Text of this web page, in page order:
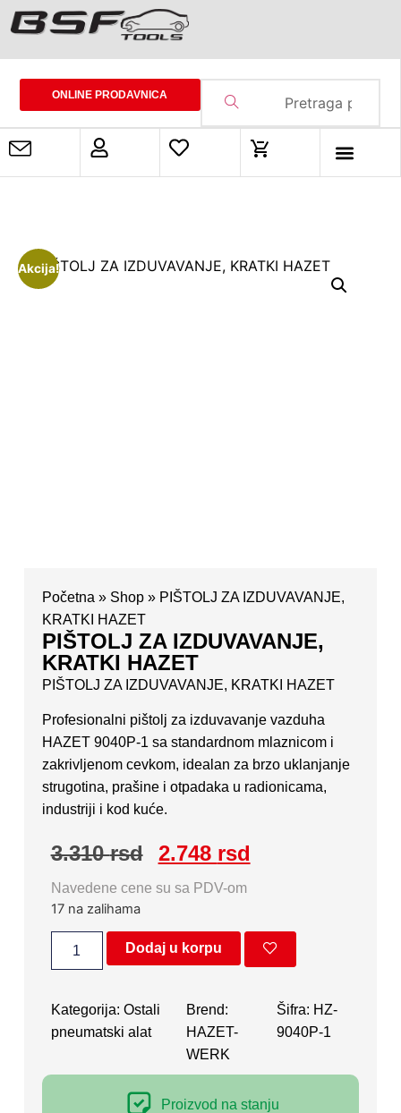
ONLINE PRODAVNICA
Akcija!
Početna » Shop» PIŠTOLJ ZA IZDUVAVANJE,
KRATKI HAZET
PIŠTOLJ ZA IZDUVAVANJE,
KRATKI HAZET
PIŠTOLJ ZA IZDUVAVANJE, KRATKI HAZET
Profesionalni pištolj za izduvavanje vazduha
HAZET 9040P‑1 sa standardnom mlaznicom i
zakrivljenom cevkom, idealan za brzo uklanjanje
strugotina, prašine i otpadaka u radionicama,
industriji i kod kuće.
3.310rsd 2.748 rsd
Navedene cene su sa PDV-om
17 na zalihama
Dodaj u korpu
Kategorija: Ostali
pneumatski alat
Brend:
HAZET-
WERK
Šifra: HZ-
9040P-1
Proizvod na stanju